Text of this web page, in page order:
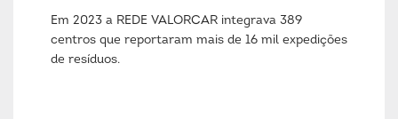
Em 2023 a REDE VALORCAR integrava 389
centros que reportaram mais de 16 mil expedições
de resíduos.